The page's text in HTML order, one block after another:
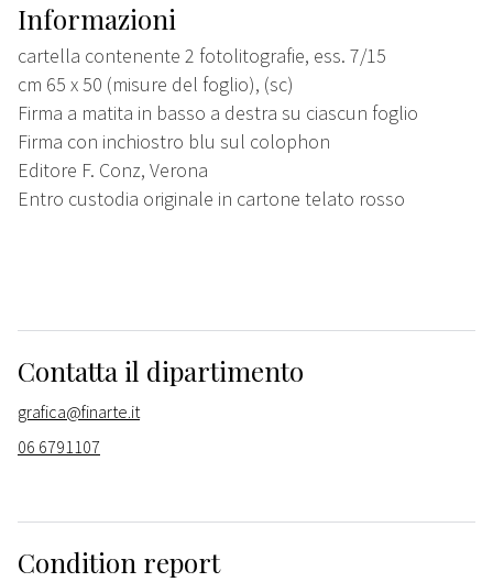
Informazioni
cartella contenente 2 fotolitografie, ess. 7/15
cm 65 x 50 (misure del foglio), (sc)
Firma a matita in basso a destra su ciascun foglio
Firma con inchiostro blu sul colophon
Editore F. Conz, Verona
Entro custodia originale in cartone telato rosso
Contatta il dipartimento
grafica@finarte.it
06 6791107
Condition report